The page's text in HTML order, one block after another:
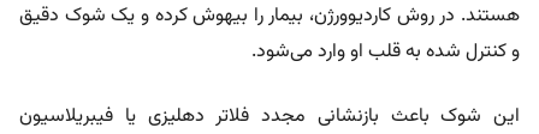
هستند. در روش کاردیوورژن، بیمار را بیهوش کرده و یک شوک دقیق
و کنترل شده به قلب او وارد می‌شود.
این شوک باعث بازنشانی مجدد فلاتر دهلیزی یا فیبریلاسیون